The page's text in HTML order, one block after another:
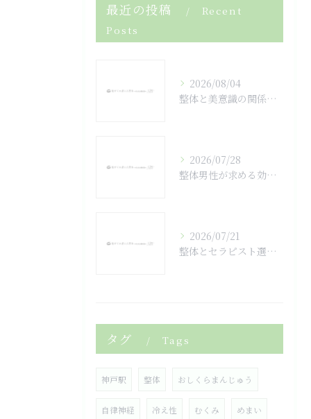
最近の投稿
Recent
Posts
2026/08/04
整体と美意識の関係を兵庫県神戸市中央区川辺郡猪名川町で実感するための安全性と正しい地名読み方ガイド
2026/07/28
整体男性が求める効果や施術選びと安心できるケアのポイント
2026/07/21
整体とセラピスト選び兵庫県神戸市中央区神崎郡市川町でボキボキ施術の相場と安全性を徹底解説
タグ Tags
神戸駅 整体 おしくらまんじゅう
自律神経 冷え性 むくみ めまい